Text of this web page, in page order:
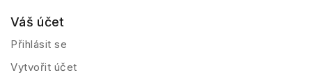
Váš účet
Přihlásit se
Vytvořit účet